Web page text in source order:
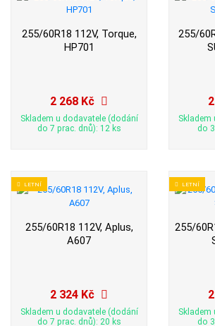
255/60R18 112V, Torque,
HP701
2 268 Kč
Skladem u dodavatele (dodání
do 7 prac. dnů): 12 ks
255/
Skladem
do
LETNÍ
255/60R18 112V, Aplus,
A607
2 324 Kč
Skladem u dodavatele (dodání
do 7 prac. dnů): 20 ks
LETNÍ
255/
Skladem
do